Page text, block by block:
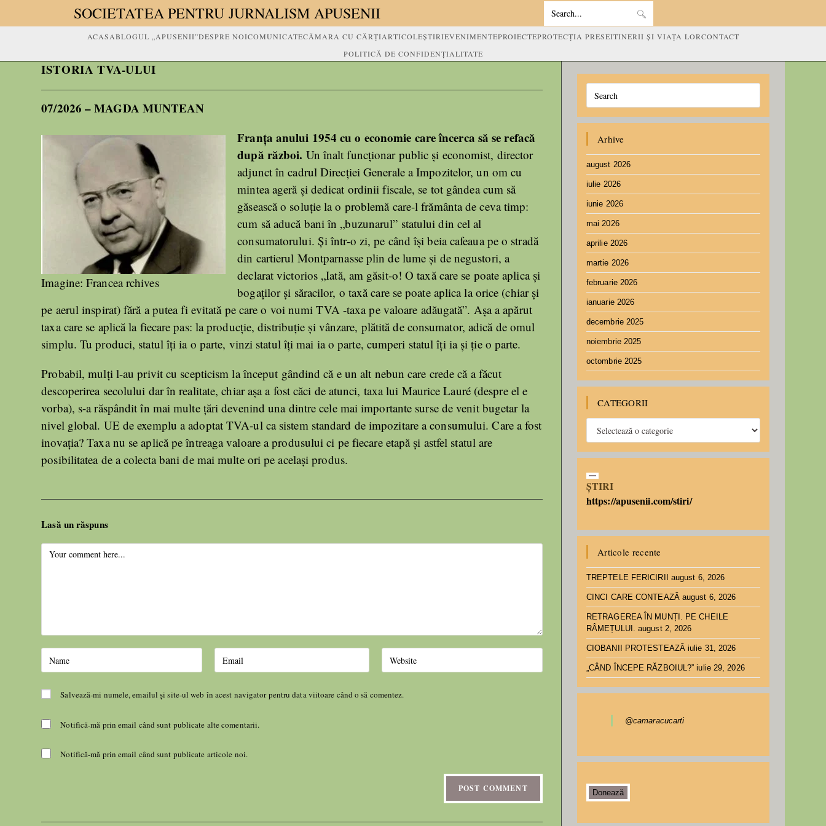
SOCIETATEA PENTRU JURNALISM APUSENII Search
this
website
ACASABLOGUL „APUSENII”DESPRE NOICOMUNICATECĂMARA CU CĂRȚIARTICOLEȘTIRIEVENIMENTEPROIECTEPROTECȚIA PRESEITINERII ȘI VIAȚA LORCONTACT
POLITICĂ DE CONFIDENȚIALITATE
ISTORIA TVA-ULUI
07/2026 – MAGDA MUNTEAN
Imagine: Francea rchives
Franța anului 1954 cu o economie care încerca să se refacă
după război. Un înalt funcționar public și economist, director
adjunct în cadrul Direcției Generale a Impozitelor, un om cu
mintea ageră și dedicat ordinii fiscale, se tot gândea cum să
găsească o soluție la o problemă care-l frământa de ceva timp:
cum să aducă bani în „buzunarul” statului din cel al
consumatorului. Și într-o zi, pe când își beia cafeaua pe o stradă
din cartierul Montparnasse plin de lume și de negustori, a
declarat victorios „Iată, am găsit-o! O taxă care se poate aplica și
bogaților și săracilor, o taxă care se poate aplica la orice (chiar și
pe aerul inspirat) fără a putea fi evitată pe care o voi numi TVA -taxa pe valoare adăugată”. Așa a apărut
taxa care se aplică la fiecare pas: la producție, distribuție și vânzare, plătită de consumator, adică de omul
simplu. Tu produci, statul îți ia o parte, vinzi statul îți mai ia o parte, cumperi statul îți ia și ție o parte.
Probabil, mulți l-au privit cu scepticism la început gândind că e un alt nebun care crede că a făcut
descoperirea secolului dar în realitate, chiar așa a fost căci de atunci, taxa lui Maurice Lauré (despre el e
vorba), s-a răspândit în mai multe țări devenind una dintre cele mai importante surse de venit bugetar la
nivel global. UE de exemplu a adoptat TVA-ul ca sistem standard de impozitare a consumului. Care a fost
inovația? Taxa nu se aplică pe întreaga valoare a produsului ci pe fiecare etapă și astfel statul are
posibilitatea de a colecta bani de mai multe ori pe același produs.
Lasă un răspuns
Salvează-mi numele, emailul și site-ul web în acest navigator pentru data viitoare când o să comentez.
Notifică-mă prin email când sunt publicate alte comentarii.
Notifică-mă prin email când sunt publicate articole noi.
Arhive
august 2026
iulie 2026
iunie 2026
mai 2026
aprilie 2026
martie 2026
februarie 2026
ianuarie 2026
decembrie 2025
noiembrie 2025
octombrie 2025
CATEGORII
ȘTIRI
https://apusenii.com/stiri/
Articole recente
TREPTELE FERICIRII august 6, 2026
CINCI CARE CONTEAZĂ august 6, 2026
RETRAGEREA ÎN MUNȚI. PE CHEILE
RÂMEȚULUI. august 2, 2026
CIOBANII PROTESTEAZĂ iulie 31, 2026
„CÂND ÎNCEPE RĂZBOIUL?” iulie 29, 2026
@camaracucarti
Donează